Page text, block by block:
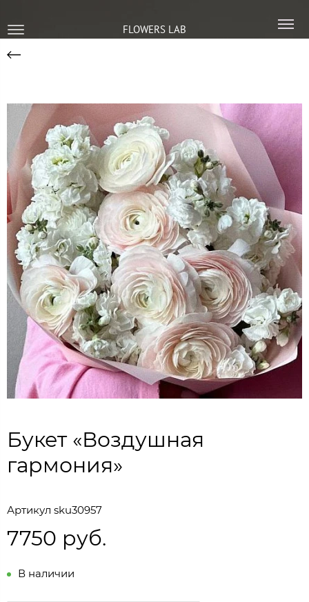
FLOWERS LAB
Букет «Воздушная
гармония»
Артикул sku30957
7750 руб.
В наличии